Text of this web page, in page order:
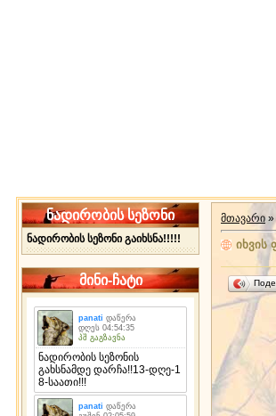
ნადირობის სეზონი
ნადირობის სეზონი გაიხსნა!!!!!
მინი-ჩატი
მთავარი »
იხვის